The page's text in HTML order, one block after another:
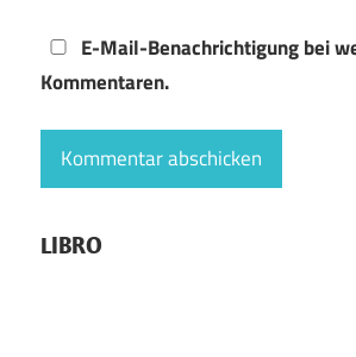
E-Mail-Benachrichtigung bei
Kommentaren.
LIBRO